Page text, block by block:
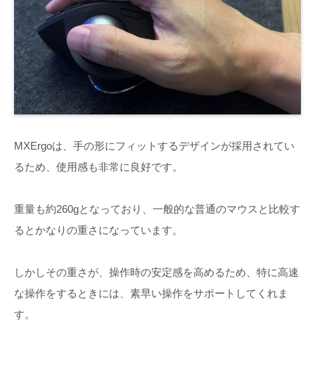
MXErgoは、手の形にフィットするデザインが採用されてい
るため、使用感も非常に良好です。
重量も約260gとなっており、一般的な普通のマウスと比較す
るとかなりの重さになっています。
しかしその重さが、操作時の安定感を高めるため、特に高速
な操作をするときには、素早い操作をサポートしてくれま
す。